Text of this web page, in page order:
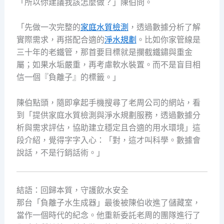
「所以你建議我該怎麼做？」陳伯問。
「先做一次完整的家庭水質檢測 ，透過數據分析了解
實際需求，再搭配合適的淨水規劃 。比如你家管線是
三十年的老鐵管，那首要目標就是攔截鐵鏽與重金
屬；如果水垢嚴重，再考慮軟水裝置。而不是盲目相
信一個『負離子』的標籤。」
陳伯點頭，隨即拿起手機搜尋了老周公司的網站，看
到「提供家庭水質檢測與淨水規劃服務，透過數據分
析與需求評估，協助建立穩定且合適的用水環境」這
段介紹，覺得字字入心：「對，這才叫科學。數據會
說話，不是行銷話術。」
結語：回歸本質，守護飲水安全
那台「負離子水生成器」最後被陳伯收進了儲藏室，
當作一個時代的紀念。他重新委託老周的團隊進行了